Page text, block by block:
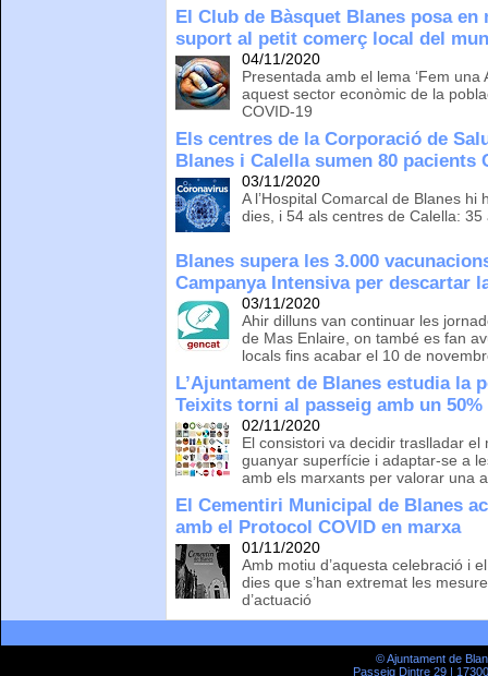
El Club de Bàsquet Blanes posa en
suport al petit comerç local del
04/11/2020
Presentada amb el lema ‘Fem una
aquest sector econòmic de la
COVID-19
Els centres de la Corporació de
Blanes i Calella sumen 80 pacients
03/11/2020
A l’Hospital Comarcal de Blanes
dies, i 54 als centres de Calella: 35
Blanes supera les 3.000
Campanya Intensiva per descartar
03/11/2020
Ahir dilluns van continuar les
de Mas Enlaire, on també es fan
locals fins acabar el 10 de
L’Ajuntament de Blanes estudia la
Teixits torni al passeig amb un 50%
02/11/2020
El consistori va decidir traslladar el
guanyar superfície i adaptar-se a
amb els marxants per valorar una
El Cementiri Municipal de Blanes
amb el Protocol COVID en marxa
01/11/2020
Amb motiu d’aquesta celebració i
dies que s’han extremat les
d’actuació
© Ajuntament de
Passeig Dintre 29 |